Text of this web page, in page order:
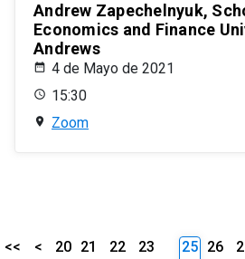
Andrew Zapechelnyuk,
Economics and Finance
Andrews
4 de Mayo de 2021
15:30
Zoom
<< < 20 21 22
23
25 26